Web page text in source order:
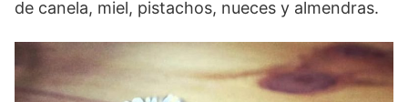
de canela, miel, pistachos, nueces y almendras.